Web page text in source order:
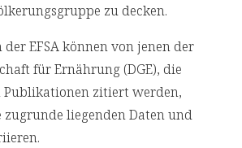
zu decken.
EFSA können von jenen der
für Ernährung (DGE), die
Publikationen zitiert werden,
zugrunde liegenden Daten und